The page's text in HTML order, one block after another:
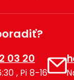
03 20
, Pi 8-16